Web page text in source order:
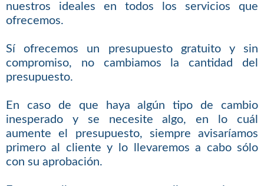
nuestros ideales en todos los servicios que
ofrecemos.
Sí ofrecemos un presupuesto gratuito y sin
compromiso, no cambiamos la cantidad del
presupuesto.
En caso de que haya algún tipo de cambio
inesperado y se necesite algo, en lo cuál
aumente el presupuesto, siempre avisaríamos
primero al cliente y lo llevaremos a cabo sólo
con su aprobación.